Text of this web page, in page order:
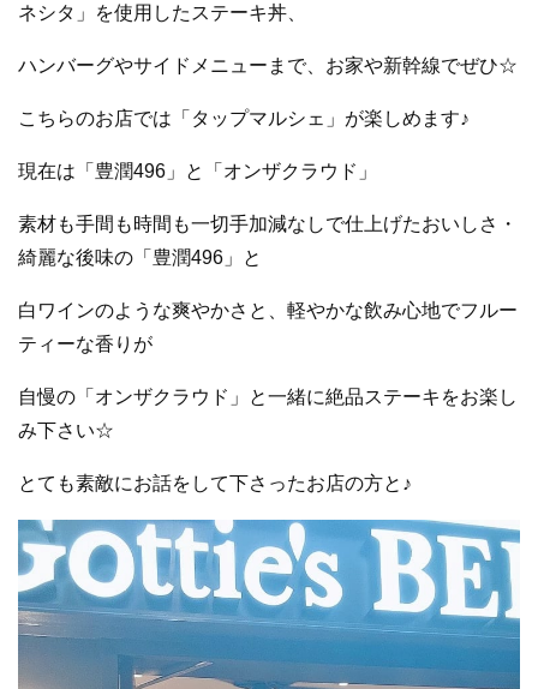
ネシタ」を使用したステーキ丼、
ハンバーグやサイドメニューまで、お家や新幹線でぜひ☆
こちらのお店では「タップマルシェ」が楽しめます♪
現在は 「豊潤496」と「オンザクラウド」
素材も手間も時間も一切手加減なしで仕上げたおいしさ・
綺麗な後味の 「 豊潤496 」 と
白ワインのような爽やかさと、軽やかな飲み心地でフルー
ティーな香りが
自慢の「オンザクラウド」と一緒に絶品ステーキをお楽し
み下さい☆
とても素敵にお話をして下さったお店の方と♪